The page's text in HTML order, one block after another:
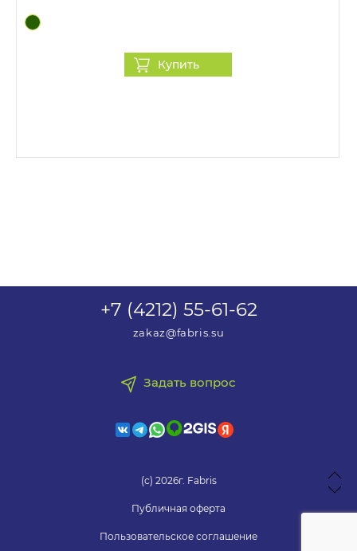
Купить
+7 (4212) 55-61-62
zakaz@fabris.su
Задать вопрос
(с) 2026г. Fabris
Публичная оферта
Пользовательское соглашение